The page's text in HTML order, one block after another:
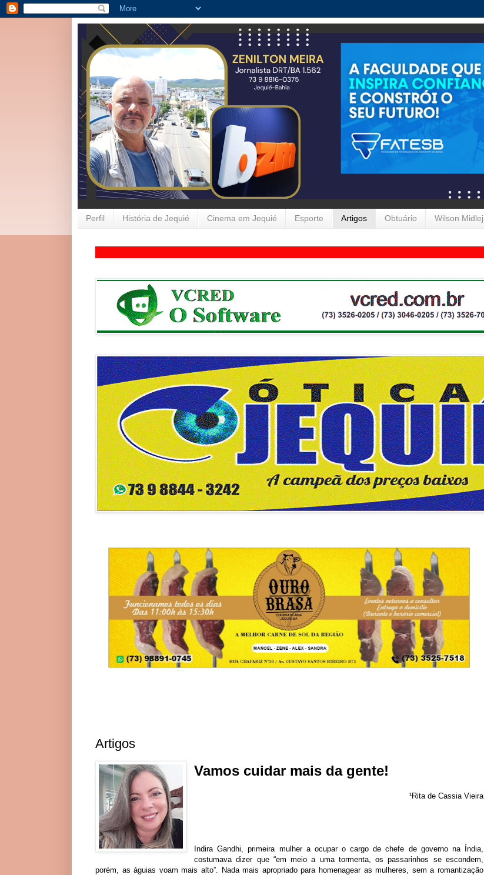
Perfil História de Jequié Cinema em Jequié Esporte Artigos Obtuário Wilson Midlej
Artigos
Vamos cuidar mais da gente!
¹Rita de Cassia Vieira
Indira Gandhi, primeira mulher a ocupar o cargo de chefe de governo na Índia,
costumava dizer que “em meio a uma tormenta, os passarinhos se escondem,
porém, as águias voam mais alto”. Nada mais apropriado para homenagear as mulheres, sem a romantização